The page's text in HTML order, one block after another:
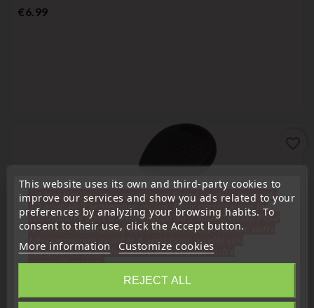
€6.99Price
This website uses its own and third-party cookies to
improve our services and show you ads related to your
preferences by analyzing your browsing habits. To
consent to their use, click the Accept button.
More information Customize cookies
REJECT ALL
« Attention, notre société sera fermée pour congés du
10 aout au 1 septembre inclus. Pour cette raison les
commandes sont traitées jusqu'au 7 aout 14H00. Pour
le service réparation nous devons réceptionner votre
télécommande avant le 6 aout pour qu'elle soit
réexpédiée avant le 7 aout. Merci pour votre
compréhension»
Close